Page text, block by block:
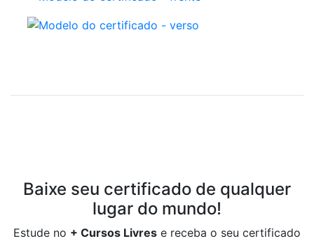
Baixe seu certificado de qualquer
lugar do mundo!
Estude no + Cursos Livres e receba o seu certificado